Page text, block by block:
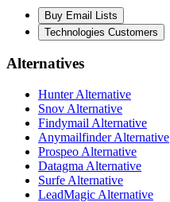
Buy Email Lists
Technologies Customers
Alternatives
Hunter Alternative
Snov Alternative
Findymail Alternative
Anymailfinder Alternative
Prospeo Alternative
Datagma Alternative
Surfe Alternative
LeadMagic Alternative